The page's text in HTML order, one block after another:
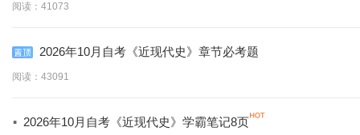
阅读：41073
2026年10月自考《近现代史》章节必考题
阅读：43091
· 2026年10月自考《近现代史》学霸笔记8页